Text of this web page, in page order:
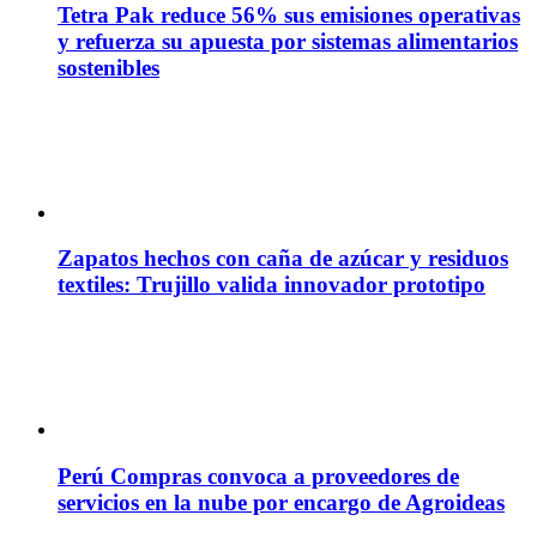
Tetra Pak reduce 56% sus emisiones operativas
y refuerza su apuesta por sistemas alimentarios
sostenibles
Zapatos hechos con caña de azúcar y residuos
textiles: Trujillo valida innovador prototipo
Perú Compras convoca a proveedores de
servicios en la nube por encargo de Agroideas